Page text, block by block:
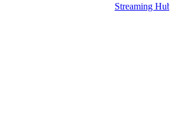
Streaming Hub